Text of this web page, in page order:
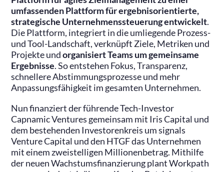
umfassenden Plattform für ergebnisorientierte,
strategische Unternehmenssteuerung entwickelt.
Die Plattform, integriert in die umliegende Prozess-
und Tool-Landschaft, verknüpft Ziele, Metriken und
Projekte undorganisiert Teams um gemeinsame
Ergebnisse. So entstehen Fokus, Transparenz,
schnellere Abstimmungsprozesse und mehr
Anpassungsfähigkeit im gesamten Unternehmen.
Nun finanziert der führende Tech-Investor
Capnamic Ventures gemeinsam mit Iris Capital und
dem bestehenden Investorenkreis um signals
Venture Capital und den HTGF das Unternehmen
mit einem zweistelligen Millionenbetrag. Mithilfe
der neuen Wachstumsfinanzierung plant Workpath